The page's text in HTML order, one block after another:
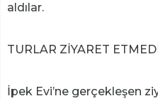
aldılar.
TURLAR ZİYARET
İpek Evi’ne gerçekleşen